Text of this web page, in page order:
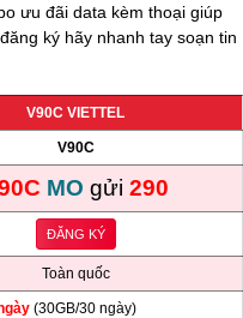
ưu đãi data kèm thoại giúp
ký hãy nhanh tay soạn tin
V90C VIETTEL
V90C
MO gửi 290
ĐĂNG KÝ
Toàn quốc
(30GB/30 ngày)